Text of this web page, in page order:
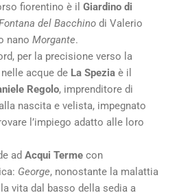
fiorentino è il Giardino di
del Bacchino di Valerio
nano Morgante.
per la precisione verso la
acque de La Spezia è il
Regolo, imprenditore di
nascita e velista, impegnato
l’impiego adatto alle loro
ad Acqui Terme con
George, nonostante la malattia
vita dal basso della sedia a